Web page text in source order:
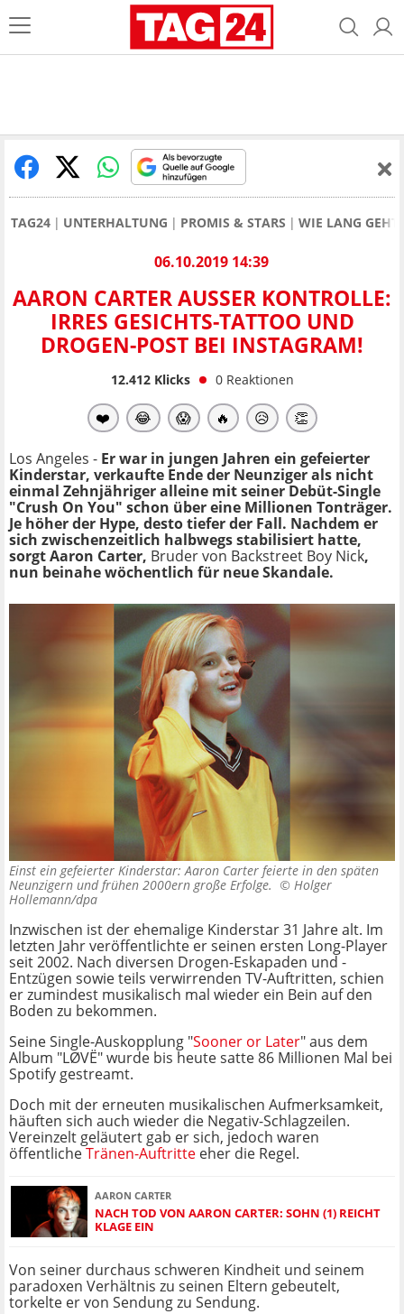
TAG24 UNTERHALTUNG PROMIS & STARS WIE LANG GEHT
06.10.2019 14:39
AARON CARTER AUSSER KONTROLLE: I
RRES GESICHTS-TATTOO UND D
ROGEN-POST BEI INSTAGRAM!
12.412Klicks 0 Reaktionen
❤️ 😂 😱 🔥 😥 👏
Los Angeles - Er war in jungen Jahren ein gefeierter
Kinderstar, verkaufte Ende der Neunziger als nicht
einmal Zehnjährigeralleine mit seiner Debüt-Single
"Crush On You" schon über eine Millionen Tonträger.
Je höher der Hype, desto tiefer der Fall. Nachdem er
sich zwischenzeitlich halbwegs stabilisiert hatte,
sorgt Aaron Carter, Bruder von Backstreet Boy Nick,
nun beinahe wöchentlich für neue Skandale.
Einst ein gefeierter Kinderstar: Aaron Carter feierte in den späten
Neunzigern und frühen 2000ern große Erfolge. © Holger
Hollemann/dpa
Inzwischen ist der ehemalige Kinderstar 31 Jahre alt. Im
letzten Jahr veröffentlichte er seinen ersten Long-Player
seit 2002. Nach diversen Drogen-Eskapaden und -
Entzügen sowie teils verwirrenden TV-Auftritten, schien
er zumindest musikalisch mal wieder ein Bein auf den
Boden zu bekommen.
Seine Single-Auskopplung "Sooner or Later" aus dem
Album "LØVË" wurde bis heute satte 86 Millionen Mal bei
Spotify gestreamt.
Doch mit der erneuten musikalischen Aufmerksamkeit,
häuften sich auch wieder die Negativ-Schlagzeilen.
Vereinzelt geläutert gab er sich, jedoch waren
öffentlicheTränen-Auftritte eher die Regel.
AARON CARTER
NACH TOD VON AARON CARTER: SOHN (1) REICHT
KLAGE EIN
Von seiner durchaus schweren Kindheit und seinem
paradoxen Verhältnis zu seinen Eltern gebeutelt,
torkelte er von Sendung zu Sendung.